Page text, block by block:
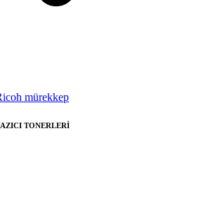
mürekkep
TONERLERİ